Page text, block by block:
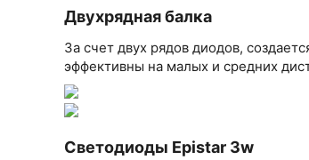
Двухрядная балка
За счет двух рядов диодов,
эффективны на малых и средних
Светодиоды Epistar 3w